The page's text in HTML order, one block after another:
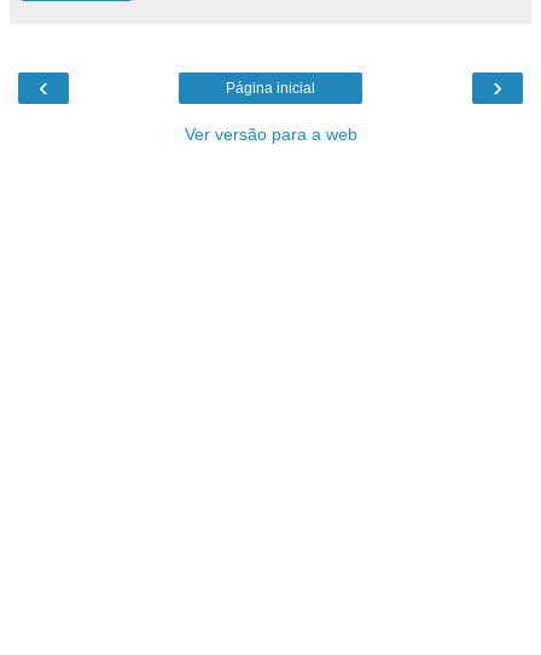
‹ ›
Página inicial
Ver versão para a web